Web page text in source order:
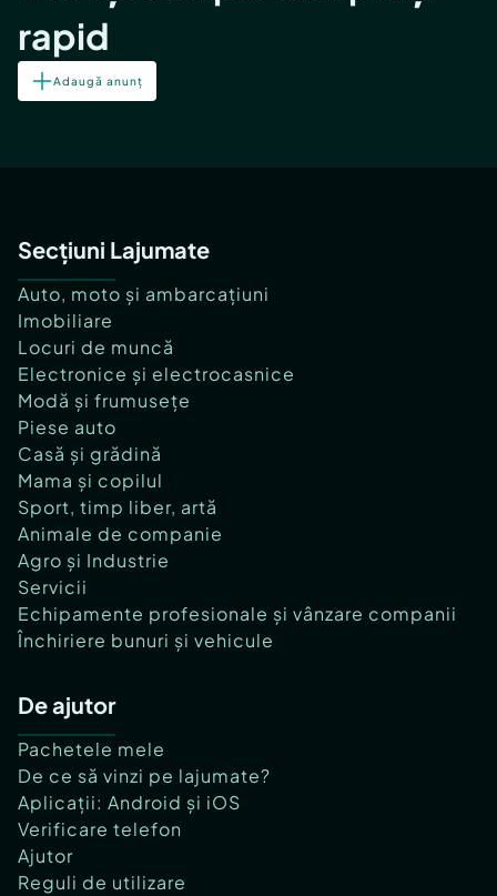
rapid
Adaugă anunț
Secțiuni Lajumate
Auto, moto și ambarcațiuni
Imobiliare
Locuri de muncă
Electronice și electrocasnice
Modă și frumusețe
Piese auto
Casă și grădină
Mama și copilul
Sport, timp liber, artă
Animale de companie
Agro și Industrie
Servicii
Echipamente profesionale și vânzare companii
Închiriere bunuri și vehicule
De ajutor
Pachetele mele
De ce să vinzi pe lajumate?
Aplicații: Android și iOS
Verificare telefon
Ajutor
Reguli de utilizare